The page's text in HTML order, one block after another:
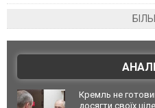
Кремль не
досягти своїх